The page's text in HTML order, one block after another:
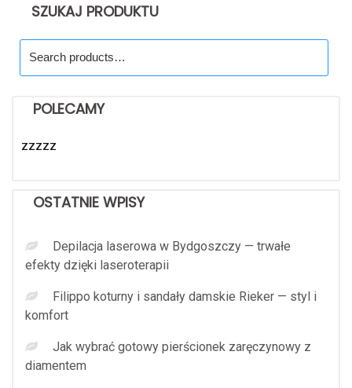
SZUKAJ PRODUKTU
for:
POLECAMY
zzzzz
OSTATNIE WPISY
Depilacja laserowa w Bydgoszczy — trwałe
efekty dzięki laseroterapii
Filippo koturny i sandały damskie Rieker — styl i
komfort
Jak wybrać gotowy pierścionek zaręczynowy z
diamentem